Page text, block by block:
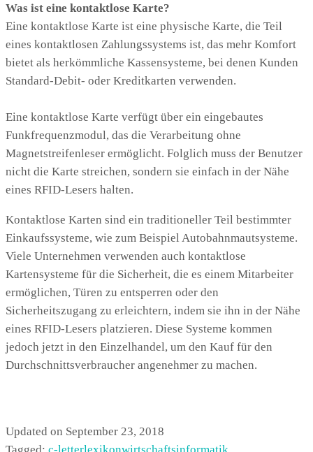
Was ist eine kontaktlose Karte?
Eine kontaktlose Karte ist eine physische Karte, die Teil
eines kontaktlosen Zahlungssystems ist, das mehr Komfort
bietet als herkömmliche Kassensysteme, bei denen Kunden
Standard-Debit- oder Kreditkarten verwenden.
Eine kontaktlose Karte verfügt über ein eingebautes
Funkfrequenzmodul, das die Verarbeitung ohne
Magnetstreifenleser ermöglicht. Folglich muss der Benutzer
nicht die Karte streichen, sondern sie einfach in der Nähe
eines RFID-Lesers halten.
Kontaktlose Karten sind ein traditioneller Teil bestimmter
Einkaufssysteme, wie zum Beispiel Autobahnmautsysteme.
Viele Unternehmen verwenden auch kontaktlose
Kartensysteme für die Sicherheit, die es einem Mitarbeiter
ermöglichen, Türen zu entsperren oder den
Sicherheitszugang zu erleichtern, indem sie ihn in der Nähe
eines RFID-Lesers platzieren. Diese Systeme kommen
jedoch jetzt in den Einzelhandel, um den Kauf für den
Durchschnittsverbraucher angenehmer zu machen.
Updated on September 23, 2018
Tagged: c-letterlexikonwirtschaftsinformatik